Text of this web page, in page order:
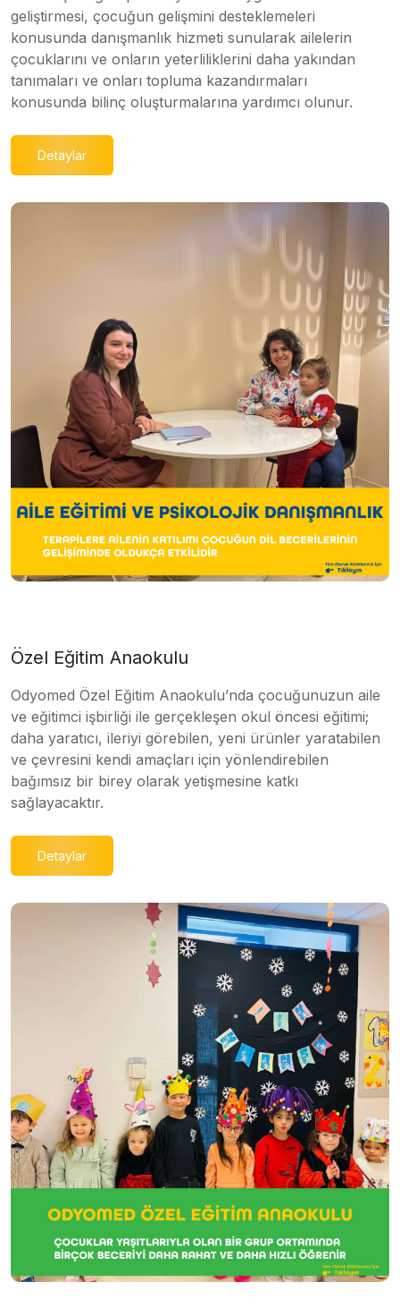
geliştirmesi, çocuğun gelişmini desteklemeleri
konusunda danışmanlık hizmeti sunularak ailelerin
çocuklarını ve onların yeterliliklerini daha yakından
tanımaları ve onları topluma kazandırmaları
konusunda bilinç oluşturmalarına yardımcı olunur.
Detaylar
Özel Eğitim Anaokulu
Odyomed Özel Eğitim Anaokulu’nda çocuğunuzun aile
ve eğitimci işbirliği ile gerçekleşen okul öncesi eğitimi;
daha yaratıcı, ileriyi görebilen, yeni ürünler yaratabilen
ve çevresini kendi amaçları için yönlendirebilen
bağımsız bir birey olarak yetişmesine katkı
sağlayacaktır.
Detaylar